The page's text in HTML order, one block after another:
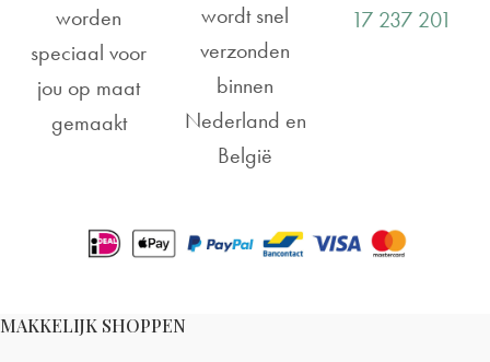
worden
speciaal voor
jou op maat
gemaakt
wordt snel
verzonden
binnen
Nederland en
België
17 237 201
MAKKELIJK SHOPPEN